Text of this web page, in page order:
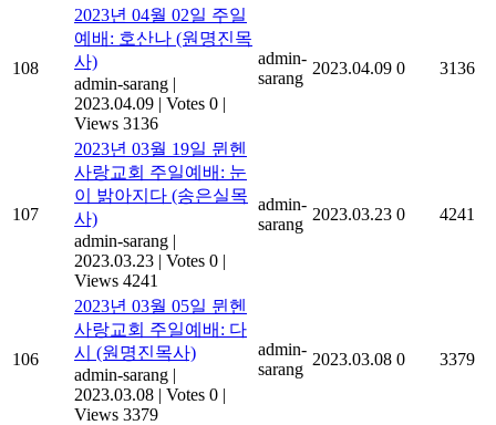
108
2023년 04월 02일 주일
예배: 호산나 (원명진목
사)
admin-sarang |
2023.04.09 | Votes 0 |
Views 3136
admin-
sarang
2023.04.09 0 3136
107
2023년 03월 19일 뮌헨
사랑교회 주일예배: 눈
이 밝아지다 (송은실목
사)
admin-sarang |
2023.03.23 | Votes 0 |
Views 4241
admin-
sarang
2023.03.23 0 4241
106
2023년 03월 05일 뮌헨
사랑교회 주일예배: 다
시 (원명진목사)
admin-sarang |
2023.03.08 | Votes 0 |
Views 3379
admin-
sarang
2023.03.08 0 3379